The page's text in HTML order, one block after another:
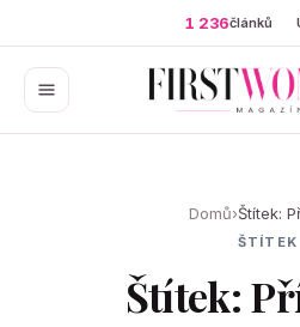
1 236článků
Domů›Štítek:
ŠTÍTEK
Štítek: